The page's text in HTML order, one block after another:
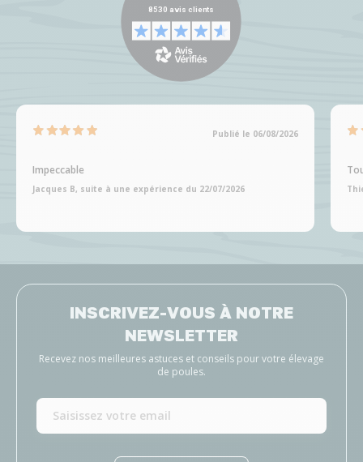
Publié le 06/08/2026
Impeccable
Jacques B, suite à une expérience du 22/07/2026
INSCRIVEZ-VOUS À NOTRE
NEWSLETTER
Recevez nos meilleures astuces et conseils pour votre élevage
de poules.